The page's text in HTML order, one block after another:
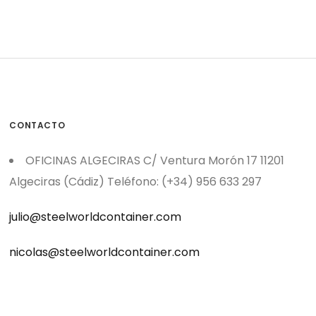
CONTACTO
OFICINAS ALGECIRAS C/ Ventura Morón 17 11201
Algeciras (Cádiz) Teléfono: (+34) 956 633 297
julio@steelworldcontainer.com
nicolas@steelworldcontainer.com